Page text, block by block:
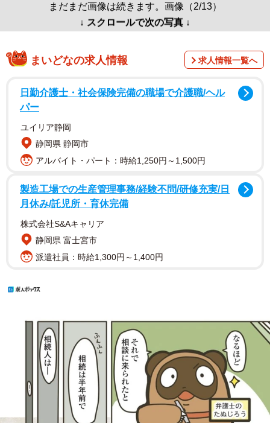
まだまだ画像は続きます。画像（2/13）
↓ スクロールで次の写真 ↓
まいどなの求人情報 求人情報一覧へ
日勤介護士・社会保険完備の職場で介護職/ヘル
パー
ユイリア静岡
静岡県 静岡市
アルバイト・パート：時給1,250円～1,500円
製造工場での生産管理事務/経験不問/研修充実/日
月休み/託児所・育休完備
株式会社S&Aキャリア
静岡県 富士宮市
派遣社員：時給1,300円～1,400円